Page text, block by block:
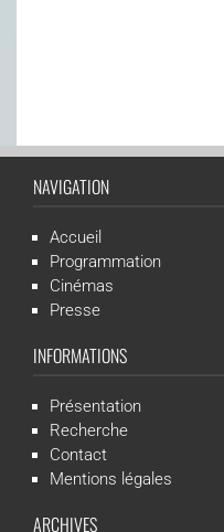
NAVIGATION
Accueil
Programmation
Cinémas
Presse
INFORMATIONS
Présentation
Recherche
Contact
Mentions légales
ARCHIVES